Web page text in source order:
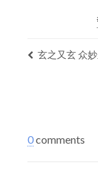
玄之又玄 众
0comments